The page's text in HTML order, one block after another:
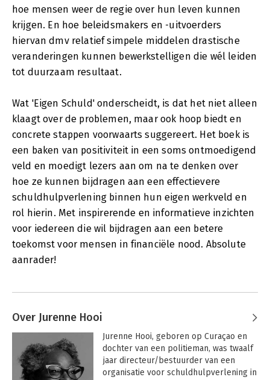
hoe mensen weer de regie over hun leven kunnen
krijgen. En hoe beleidsmakers en -uitvoerders
hiervan dmv relatief simpele middelen drastische
veranderingen kunnen bewerkstelligen die wél leiden
tot duurzaam resultaat.
Wat 'Eigen Schuld' onderscheidt, is dat het niet alleen
klaagt over de problemen, maar ook hoop biedt en
concrete stappen voorwaarts suggereert. Het boek is
een baken van positiviteit in een soms ontmoedigend
veld en moedigt lezers aan om na te denken over
hoe ze kunnen bijdragen aan een effectievere
schuldhulpverlening binnen hun eigen werkveld en
rol hierin. Met inspirerende en informatieve inzichten
voor iedereen die wil bijdragen aan een betere
toekomst voor mensen in financiële nood. Absolute
aanrader!
Over Jurenne Hooi
Jurenne Hooi, geboren op Curaçao en
dochter van een politieman, was twaalf
jaar directeur/bestuurder van een
organisatie voor schuldhulpverlening in